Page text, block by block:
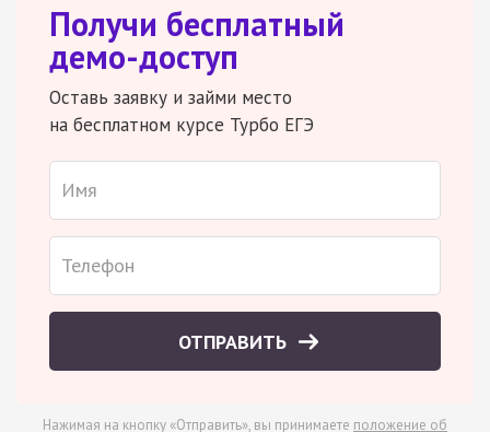
Получи бесплатный
демо-доступ
Оставь заявку и займи место
на бесплатном курсе Турбо ЕГЭ
ОТПРАВИТЬ
Нажимая на кнопку «Отправить», вы принимаете положение об